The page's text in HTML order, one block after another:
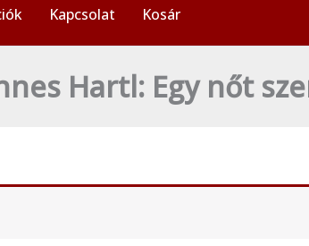
Kapcsolat Kosár
Hartl: Egy nőt